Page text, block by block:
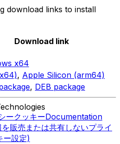
download links to install
Download link
x64
, Apple Silicon (arm64)
, DEB package
ークッキーDocumentation
販売または共有しないプライ
ー設定)